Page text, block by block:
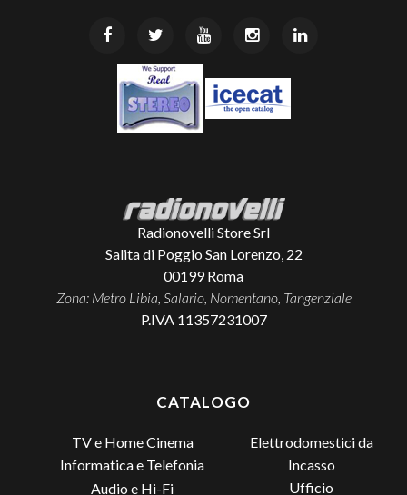
Radionovelli Store Srl
Salita di Poggio San Lorenzo, 22
00199 Roma
Zona: Metro Libia, Salario, Nomentano, Tangenziale
P.IVA 11357231007
CATALOGO
TV e Home Cinema
Informatica e Telefonia
Audio e Hi-Fi
Elettrodomestici da
Incasso
Ufficio